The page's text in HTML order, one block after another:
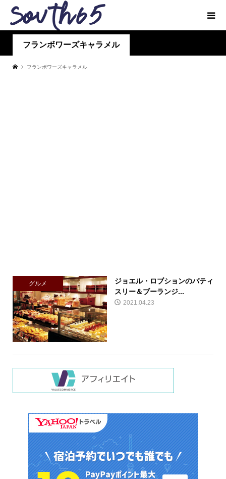
フランボワーズキャラメル
フランボワーズキャラメル
グルメ
ジョエル・ロブションのパティ
スリー＆ブーランジ...
2021.04.23